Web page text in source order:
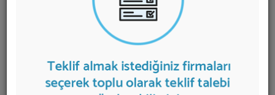
listelenmektedir.Buz İmalatıteklifi almak için listeden
seçim yapıp ya da "İlk 5 Firmadan Teklif İste" kısmından
toplu olarak teklif talebinizi firmalara aktarabilirsiniz.